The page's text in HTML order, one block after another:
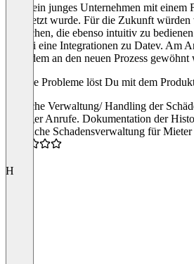
Es ist ein junges Unternehmen mit einem
ungesetzt wurde. Für die Zukunft
wünschen, die ebenso intuitiv zu
hierbei eine Integrationen zu Datev. Am
außerdem an den neuen Prozess gewöhnt
Welche Probleme löst Du mit dem
Einfache Verwaltung/ Handling der
Weniger Anrufe. Dokumentation der
“Einfache Schadensverwaltung für
H